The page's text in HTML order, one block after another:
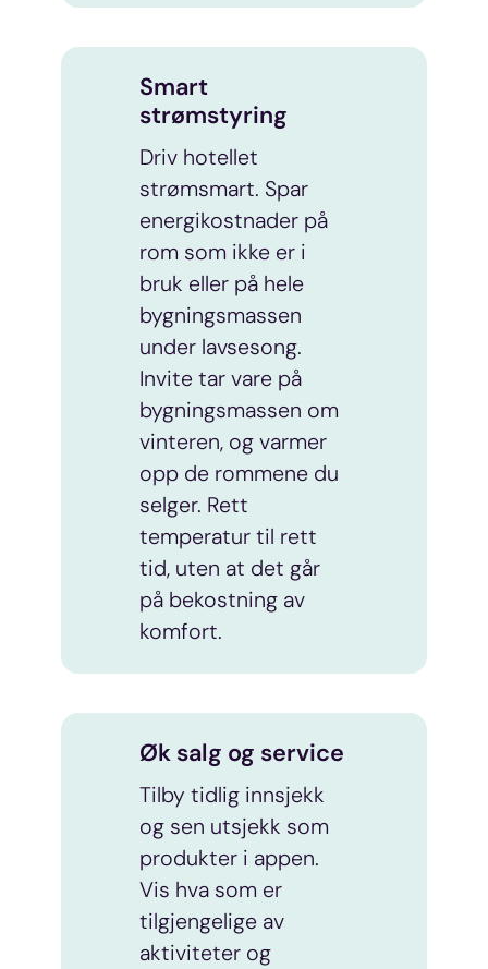
Smart
strømstyring
Driv hotellet
strømsmart. Spar
energikostnader på
rom som ikke er i
bruk eller på hele
bygningsmassen
under lavsesong.
Invite tar vare på
bygningsmassen om
vinteren, og varmer
opp de rommene du
selger. Rett
temperatur til rett
tid, uten at det går
på bekostning av
komfort.
Øk salg og service
Tilby tidlig innsjekk
og sen utsjekk som
produkter i appen.
Vis hva som er
tilgjengelige av
aktiviteter og